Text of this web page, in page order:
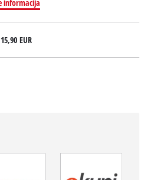
informacija
15,90 EUR